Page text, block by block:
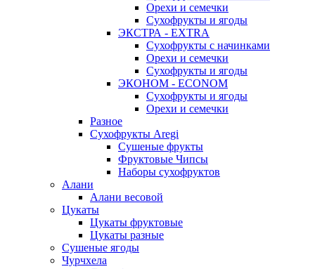
Орехи и семечки
Сухофрукты и ягоды
ЭКСТРА - EXTRA
Сухофрукты с начинками
Орехи и семечки
Сухофрукты и ягоды
ЭКОНОМ - ECONOM
Сухофрукты и ягоды
Орехи и семечки
Разное
Сухофрукты Aregi
Сушеные фрукты
Фруктовые Чипсы
Наборы сухофруктов
Алани
Алани весовой
Цукаты
Цукаты фруктовые
Цукаты разные
Сушеные ягоды
Чурчхела